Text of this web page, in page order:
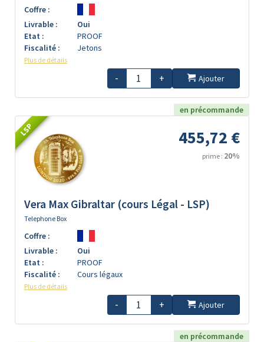
Coffre :
Livrable :
Oui
Etat :
PROOF
Fiscalité :
Jetons
Plus de détails
- + Ajouter
en précommande
LSP 455,72 €
prime : 20%
Vera Max Gibraltar (cours Légal - LSP)
Telephone Box
Coffre :
Livrable :
Oui
Etat :
PROOF
Fiscalité :
Cours légaux
Plus de détails
- + Ajouter
en précommande